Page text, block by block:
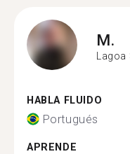
M.
Lagoa
HABLA FLUIDO
Portugués
APRENDE